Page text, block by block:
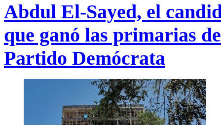
Abdul El-Sayed, el
que ganó las primarias
Partido Demócrata